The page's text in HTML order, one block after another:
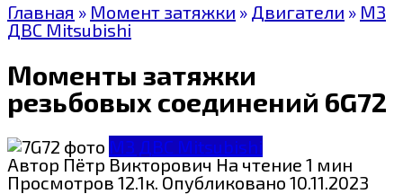
Главная » Момент затяжки » Двигатели » МЗ
ДВС Mitsubishi
Моменты затяжки
резьбовых соединений 6G72
МЗ ДВС Mitsubishi
Автор Пётр ВикторовичНа чтение 1 мин
Просмотров 12.1к. Опубликовано 10.11.2023